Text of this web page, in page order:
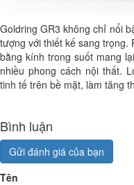
Goldring GR3 không chỉ nổi
tượng với thiết kế sang trọng.
bằng kính trong suốt mang
nhiều phong cách nội thất.
tinh tế trên bề mặt, làm tăng
Bình luận
Gửi đánh giá của bạn
Tên